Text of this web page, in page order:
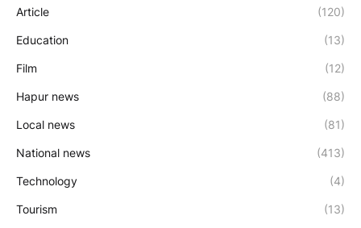
Article (120)
Education (13)
Film (12)
Hapur news (88)
Local news (81)
National news (413)
Technology (4)
Tourism (13)